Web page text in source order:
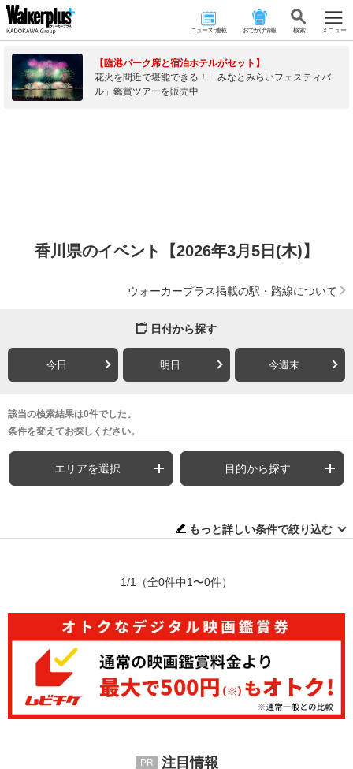
ニュース･連載 おでかけ情報 検 索 メニュー
【臨港パーク席と宿泊ホテルがセット】
花火を間近で堪能できる！「みなとみらいフェスティバ
ル」鑑賞ツアーを販売中
香川県のイベント【2026年3月5日(木)】
ウォーカープラス掲載の駅・路線について
日付から探す
今日 明日 今週末
該当の検索結果は0件でした。
条件を変えてお探しください。
エリアを選択 目的から探す
もっと詳しい条件で絞り込む
1/1 （全0件中1〜0件）
注目情報